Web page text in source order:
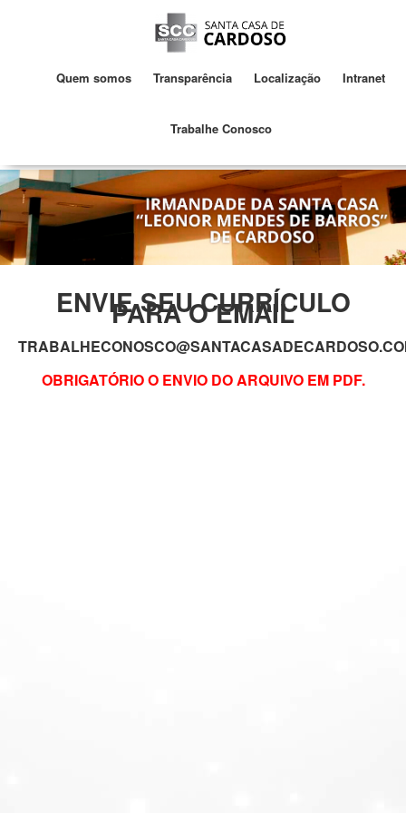
Quem somos Transparência Localização Intranet
Trabalhe Conosco
ENVIE SEU CURRÍCULO
PARA O EMAIL
OBRIGATÓRIO O ENVIO DO ARQUIVO EM PDF.